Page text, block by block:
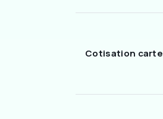
Cotisation carte